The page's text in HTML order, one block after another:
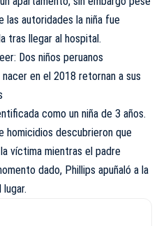
las autoridades la niña fue
tras llegar al hospital.
Dos niños peruanos
en el 2018 retornan a sus
como un niña de 3 años.
homicidios descubrieron que
víctima mientras el padre
dado, Phillips apuñaló a la